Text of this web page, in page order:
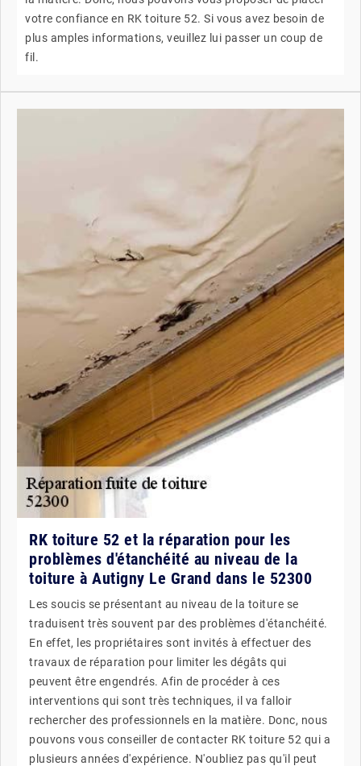
votre confiance en RK toiture 52. Si vous avez besoin de
plus amples informations, veuillez lui passer un coup de
fil.
RK toiture 52 et la réparation pour les
problèmes d'étanchéité au niveau de la
toiture à Autigny Le Grand dans le 52300
Les soucis se présentant au niveau de la toiture se
traduisent très souvent par des problèmes d'étanchéité.
En effet, les propriétaires sont invités à effectuer des
travaux de réparation pour limiter les dégâts qui
peuvent être engendrés. Afin de procéder à ces
interventions qui sont très techniques, il va falloir
rechercher des professionnels en la matière. Donc, nous
pouvons vous conseiller de contacter RK toiture 52 qui a
plusieurs années d'expérience. N'oubliez pas qu'il peut